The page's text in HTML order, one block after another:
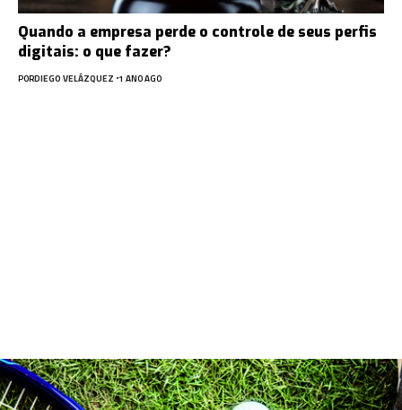
Quando a empresa perde o controle de seus perfis
digitais: o que fazer?
PORDIEGO VELÁZQUEZ 1 ANO AGO